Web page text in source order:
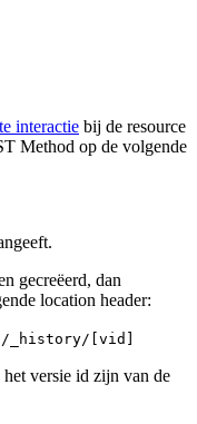
interactie bij de resource
Method op de volgende
gecreëerd, dan
location header:
_history/[vid]
het versie id zijn van de